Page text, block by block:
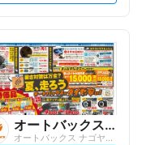
l
o
w
オートバックスグループ
オートバックス ナゴヤ東店